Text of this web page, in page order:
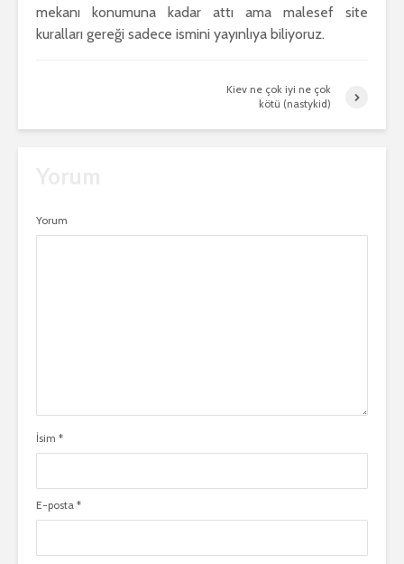
mekanı konumuna kadar attı ama malesef site
kuralları gereği sadece ismini yayınlıya biliyoruz.
Kiev ne çok iyi ne çok
kötü (nastykid)
Yorum
İsim *
E-posta *